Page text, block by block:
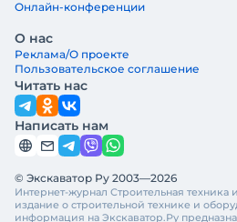
Онлайн-конференции
О нас
Реклама/О проекте
Пользовательское соглашение
Читать нас
Написать нам
© Экскаватор Ру 2003—2026
Интернет-журнал Строительная
издание о строительной технике и
информация на Экскаватор.Ру